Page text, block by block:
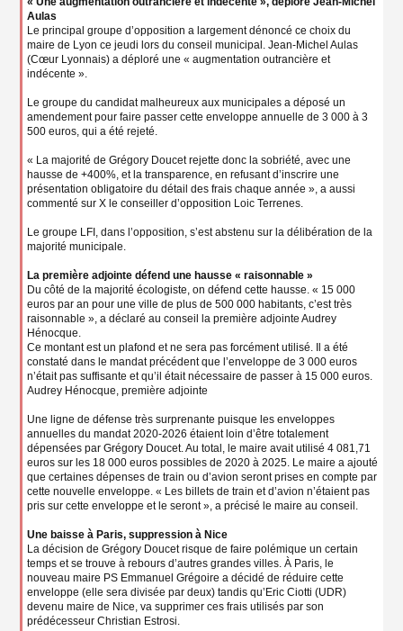
Aulas
Le principal groupe d’opposition a largement dénoncé ce choix du
maire de Lyon ce jeudi lors du conseil municipal. Jean-Michel Aulas
(Cœur Lyonnais) a déploré une « augmentation outrancière et
indécente ».
Le groupe du candidat malheureux aux municipales a déposé un
amendement pour faire passer cette enveloppe annuelle de 3 000 à 3
500 euros, qui a été rejeté.
« La majorité de Grégory Doucet rejette donc la sobriété, avec une
hausse de +400%, et la transparence, en refusant d’inscrire une
présentation obligatoire du détail des frais chaque année », a aussi
commenté sur X le conseiller d’opposition Loic Terrenes.
Le groupe LFI, dans l’opposition, s’est abstenu sur la délibération de la
majorité municipale.
La première adjointe défend une hausse « raisonnable »
Du côté de la majorité écologiste, on défend cette hausse. « 15 000
euros par an pour une ville de plus de 500 000 habitants, c’est très
raisonnable », a déclaré au conseil la première adjointe Audrey
Hénocque.
Ce montant est un plafond et ne sera pas forcément utilisé. Il a été
constaté dans le mandat précédent que l’enveloppe de 3 000 euros
n’était pas suffisante et qu’il était nécessaire de passer à 15 000 euros.
Audrey Hénocque, première adjointe
Une ligne de défense très surprenante puisque les enveloppes
annuelles du mandat 2020-2026 étaient loin d’être totalement
dépensées par Grégory Doucet. Au total, le maire avait utilisé 4 081,71
euros sur les 18 000 euros possibles de 2020 à 2025. Le maire a ajouté
que certaines dépenses de train ou d’avion seront prises en compte par
cette nouvelle enveloppe. « Les billets de train et d’avion n’étaient pas
pris sur cette enveloppe et le seront », a précisé le maire au conseil.
Une baisse à Paris, suppression à Nice
La décision de Grégory Doucet risque de faire polémique un certain
temps et se trouve à rebours d’autres grandes villes. À Paris, le
nouveau maire PS Emmanuel Grégoire a décidé de réduire cette
enveloppe (elle sera divisée par deux) tandis qu’Eric Ciotti (UDR)
devenu maire de Nice, va supprimer ces frais utilisés par son
prédécesseur Christian Estrosi.